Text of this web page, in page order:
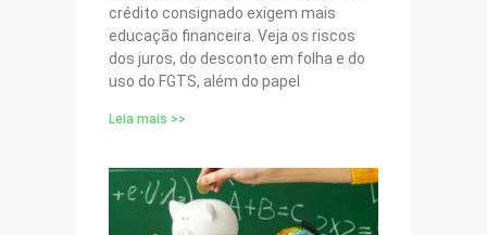
crédito consignado exigem mais
educação financeira. Veja os riscos
dos juros, do desconto em folha e do
uso do FGTS, além do papel
Leia mais >>